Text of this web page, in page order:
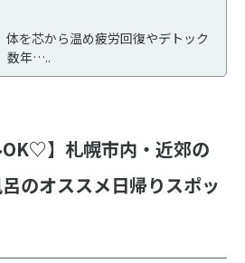
を芯から温め疲労回復やデトック
数年…..
】札幌市内・近郊の
のオススメ日帰りスポッ